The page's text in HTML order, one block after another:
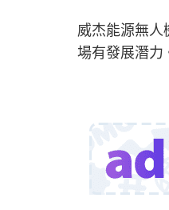
威杰能源無
場有發展潛力